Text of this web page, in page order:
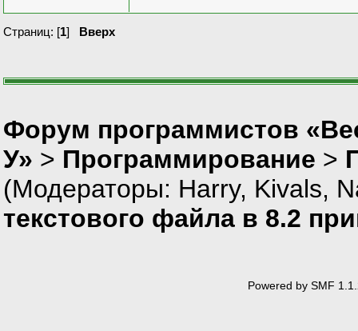
Страниц: [1] Вверх
Форум программистов
У» > Программирование >
(Модераторы: Harry, Kivals,
текстового файла в 8.2
Powered by SMF